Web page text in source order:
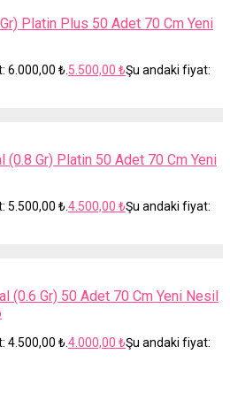
Platin Plus 50 Adet 70 Cm Yeni
6.000,00 ₺. 5.500,00 ₺Şu andaki fiyat:
Gr) Platin 50 Adet 70 Cm Yeni
5.500,00 ₺.4.500,00 ₺Şu andaki fiyat:
(0.6 Gr) 50 Adet 70 Cm Yeni Nesil
4.500,00 ₺.4.000,00 ₺Şu andaki fiyat: